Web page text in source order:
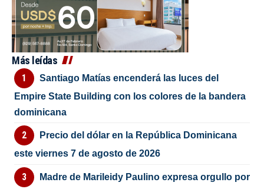
Más leídas
Santiago Matías encenderá las luces del
Empire State Building con los colores de la bandera
dominicana
Precio del dólar en la República Dominicana
este viernes 7 de agosto de 2026
Madre de Marileidy Paulino expresa orgullo por